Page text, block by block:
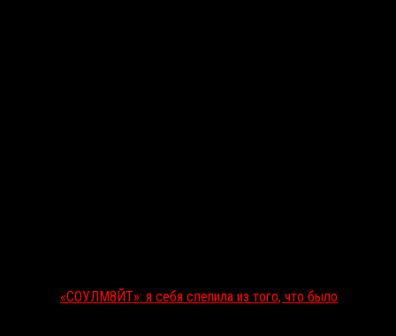
«СОУЛМ8ЙТ»: я себя слепила из того, что было